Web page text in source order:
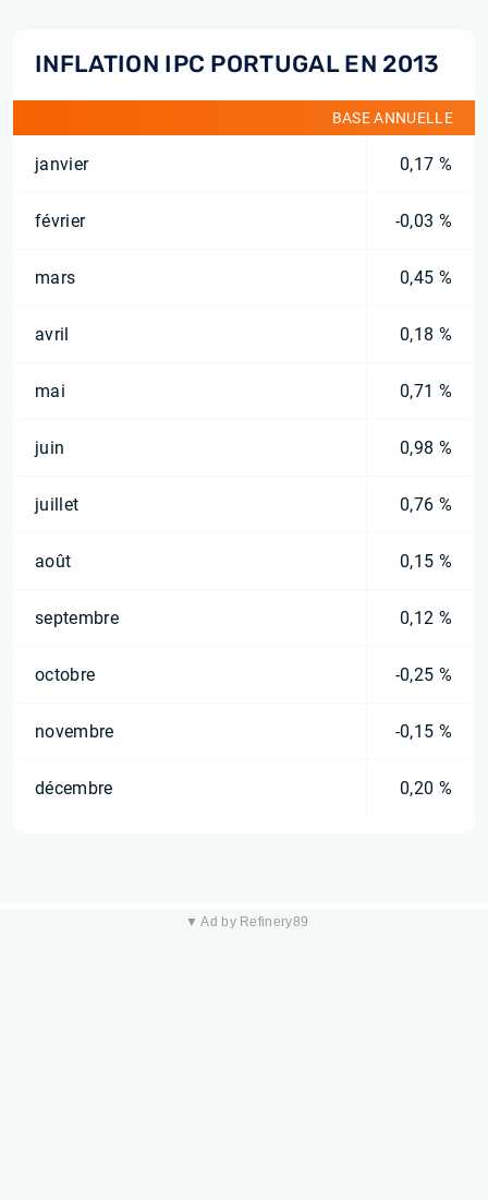
INFLATION IPC PORTUGAL EN 2013
BASE ANNUELLE
janvier 0,17 %
février -0,03 %
mars 0,45 %
avril 0,18 %
mai 0,71 %
juin 0,98 %
juillet 0,76 %
août 0,15 %
septembre 0,12 %
octobre -0,25 %
novembre -0,15 %
décembre 0,20 %
▼ Ad by Refinery89